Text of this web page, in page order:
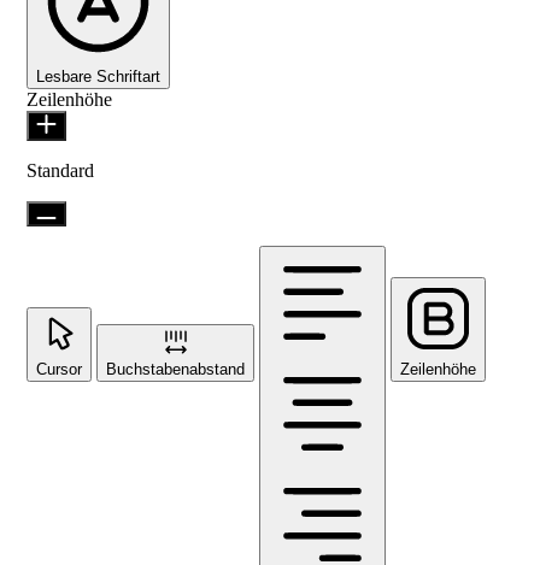
Lesbare Schriftart
Zeilenhöhe
Standard
Cursor Buchstabenabstand Zeilenhöhe